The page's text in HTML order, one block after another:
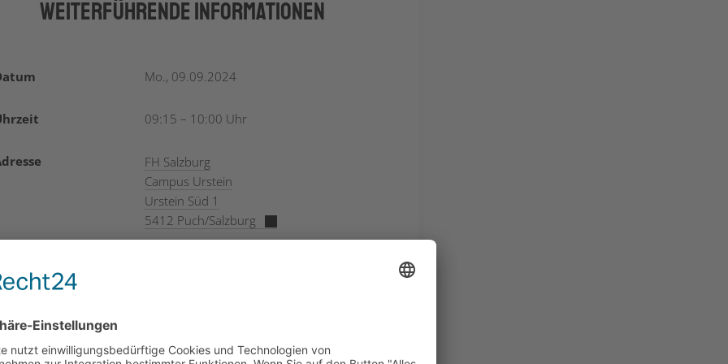
Weiterführende Informationen
Mo., 09.09.2024
09:15 – 10:00 Uhr
FH Salzburg
Campus Urstein
Urstein Süd 1
5412 Puch/Salzburg
kostenlos